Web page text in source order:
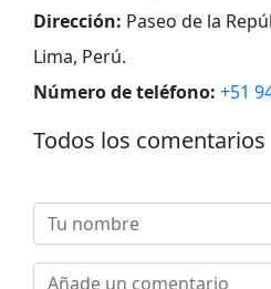
Dirección: Paseo de la
Lima, Perú.
Número de teléfono: +51
Todos los comentarios